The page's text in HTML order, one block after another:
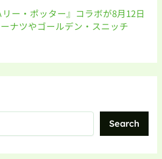
ー・ポッター』コラボが8月12日
ナツやゴールデン・スニッチ
Search